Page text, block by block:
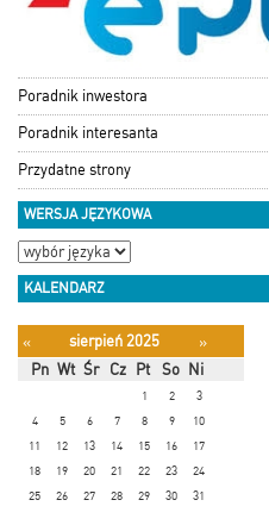
Poradnik inwestora
Poradnik interesanta
Przydatne strony
WERSJA JĘZYKOWA
KALENDARZ
« sierpień 2025
»
Pn Wt Śr Cz Pt So Ni
1 2
3
4
5 6 7 8 9
10
11
12 13 14 15 16
17
18
19 20 21 22 23
24
25
26 27 28 29 30 31